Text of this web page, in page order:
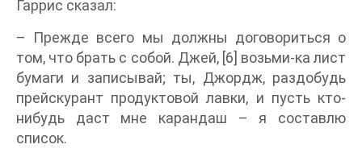
Гаррис сказал:
– Прежде всего мы должны договориться о
том, что брать с собой. Джей, [6] возьми-ка лист
бумаги и записывай; ты, Джордж, раздобудь
прейскурант продуктовой лавки, и пусть кто-
нибудь даст мне карандаш – я составлю
список.